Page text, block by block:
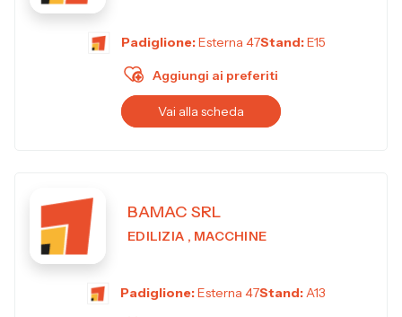
Padiglione:Esterna 47Stand:E15
Aggiungi ai preferiti
Vai alla scheda
BAMAC SRL
EDILIZIA , MACCHINE
Padiglione:Esterna 47Stand:A13